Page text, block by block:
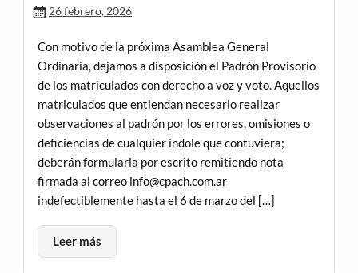
26 febrero, 2026
Con motivo de la próxima Asamblea General
Ordinaria, dejamos a disposición el Padrón Provisorio
de los matriculados con derecho a voz y voto. Aquellos
matriculados que entiendan necesario realizar
observaciones al padrón por los errores, omisiones o
deficiencias de cualquier índole que contuviera;
deberán formularla por escrito remitiendo nota
firmada al correo info@cpach.com.ar
indefectiblemente hasta el 6 de marzo del […]
Leer más